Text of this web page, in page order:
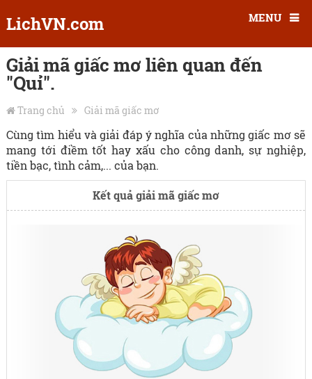
LichVN.com MENU
Giải mã giấc mơ liên quan đến
"Quỉ".
Trang chủ Giải mã giấc mơ
Cùng tìm hiểu và giải đáp ý nghĩa của những giấc mơ sẽ
mang tới điềm tốt hay xấu cho công danh, sự nghiệp,
tiền bạc, tình cảm,... của bạn.
Kết quả giải mã giấc mơ